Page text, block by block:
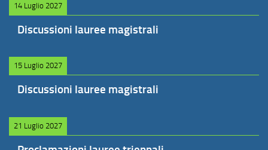
14 Luglio 2027
Discussioni lauree magistrali
15 Luglio 2027
Discussioni lauree magistrali
21 Luglio 2027